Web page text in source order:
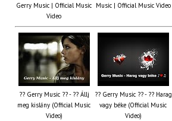
Gerry Music | Official Music
Video
Music | Official Music Video
?? Gerry Music ?? - ?? Állj
meg kislány (Official Music
Video)
?? Gerry Music ?? - ?? Harag
vagy béke (Official Music
Video)